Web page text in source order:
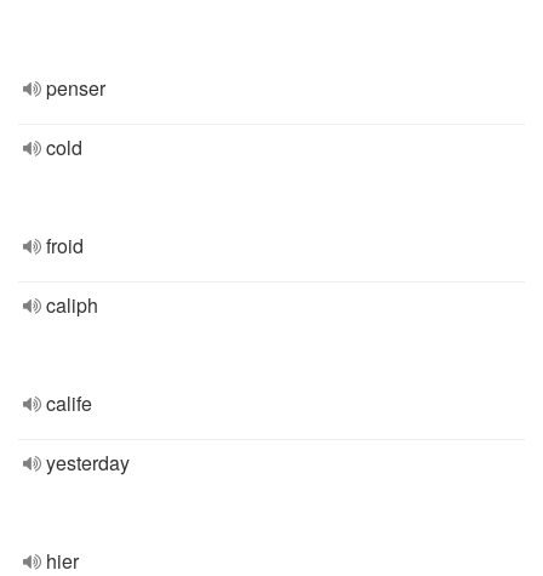
penser
cold
froid
caliph
calife
yesterday
hier